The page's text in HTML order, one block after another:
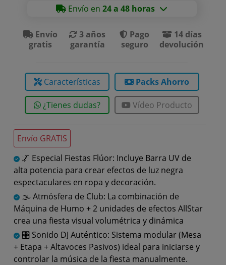
Envío GRATIS
🌌 Especial Fiestas Flúor: Incluye Barra UV de
alta potencia para crear efectos de luz negra
espectaculares en ropa y decoración.
🌫️ Atmósfera de Club: La combinación de
Máquina de Humo + 2 unidades de efectos AllStar
crea una fiesta visual volumétrica y dinámica
🎛️ Sonido DJ Auténtico: Sistema modular (Mesa
+ Etapa + Altavoces Pasivos) ideal para iniciarse y
controlar la música de la fiesta manualmente.
Envío en24 a 48 horas
Envío
gratis
3 años
garantía
Pago
seguro
14 días
devolución
Características Packs Ahorro
¿Tienes dudas? Vídeo Producto